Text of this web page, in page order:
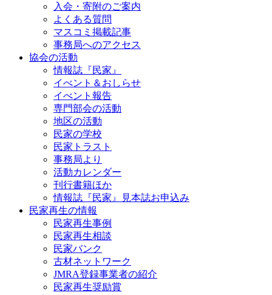
入会・寄附のご案内
よくある質問
マスコミ掲載記事
事務局へのアクセス
協会の活動
情報誌『民家』
イべント＆おしらせ
イべント報告
専門部会の活動
地区の活動
民家の学校
民家トラスト
事務局より
活動カレンダー
刊行書籍ほか
情報誌『民家』見本誌お申込み
民家再生の情報
民家再生事例
民家再生相談
民家バンク
古材ネットワーク
JMRA登録事業者の紹介
民家再生奨励賞